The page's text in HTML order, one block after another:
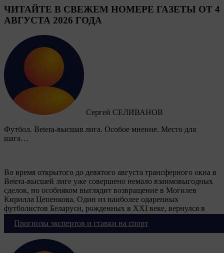
ЧИТАЙТЕ В СВЕЖЕМ НОМЕРЕ ГАЗЕТЫ ОТ 4
АВГУСТА 2026 ГОДА
Сергей СЕЛИВАНОВ
Футбол. Betera-высшая лига. Особое мнение. Место для
шага…
Во время открытого до девятого августа трансферного окна в
Betera-высшей лиге уже совершено немало взаимовыгодных
сделок, но особняком выглядит возвращение в Могилев
Кирилла Цепенкова. Один из наиболее одаренных
футболистов Беларуси, рожденных в XXI веке, вернулся в
в специализированной школе “Днепра”.
Прогнозы экспертов и ставки на спорт